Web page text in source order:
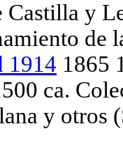
Castilla y
de
1914 1865
ca.
y otros